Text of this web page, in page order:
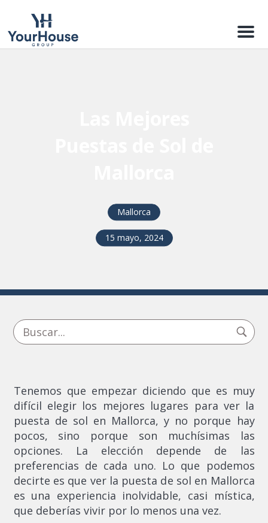
Menu
Mallorca
15 mayo, 2024
Tenemos que empezar diciendo que es muy
difícil elegir los mejores lugares para ver la
puesta de sol en Mallorca, y no porque hay
pocos, sino porque son muchísimas las
opciones. La elección depende de las
preferencias de cada uno. Lo que podemos
decirte es que ver la puesta de sol en Mallorca
es una experiencia inolvidable, casi mística,
que deberías vivir por lo menos una vez.